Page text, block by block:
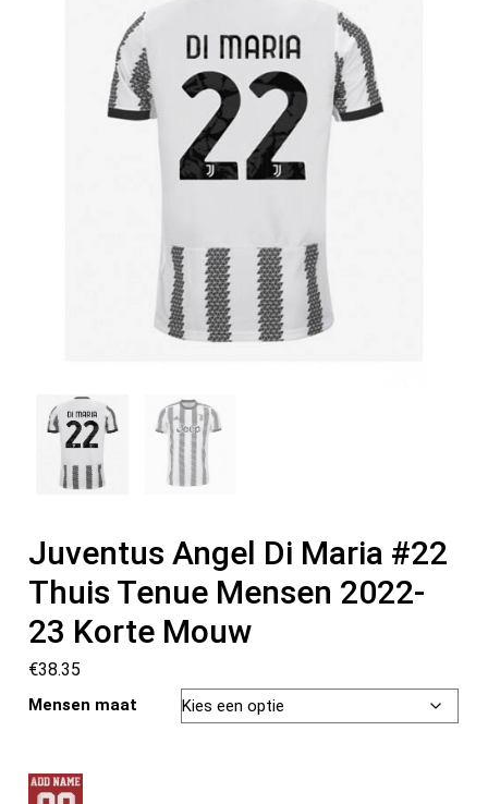
Juventus Angel Di Maria #22
Thuis Tenue Mensen 2022-
23 Korte Mouw
€38.35
Mensen maat